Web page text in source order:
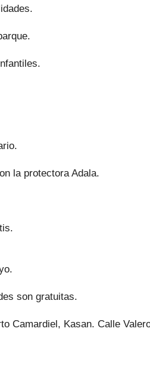
la protectora Adala.
son gratuitas.
Camardiel, Kasan. Calle